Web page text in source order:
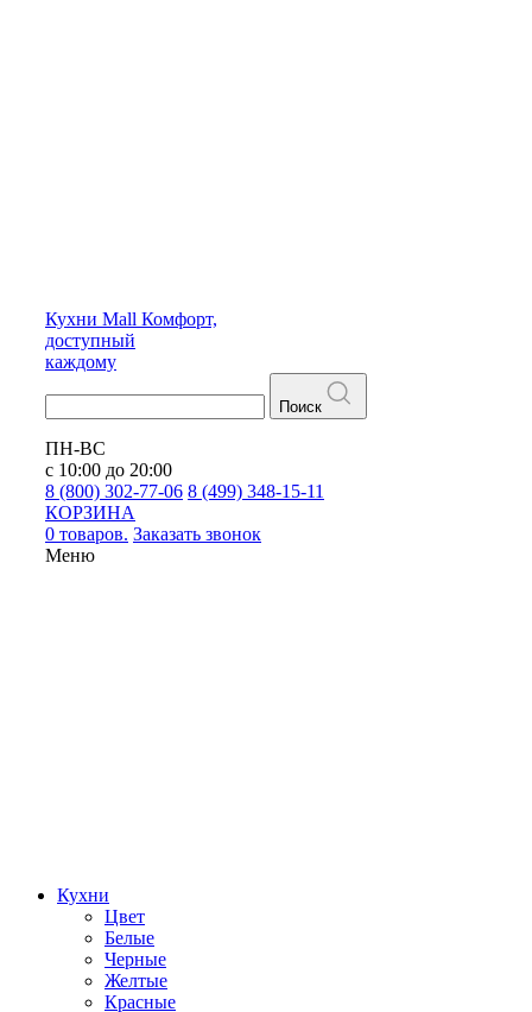
Кухни Mall Комфорт,
доступный
каждому
Поиск
ПН-ВС
с 10:00 до 20:00
8 (800) 302-77-06 8 (499) 348-15-11
КОРЗИНА
0 товаров. Заказать звонок
Меню
Кухни
Цвет
Белые
Черные
Желтые
Красные